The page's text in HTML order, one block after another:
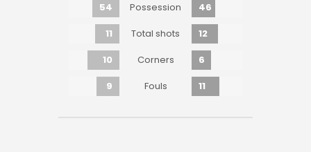
54 Possession
46
11
Total shots
12
10
Corners
6
9
Fouls 11